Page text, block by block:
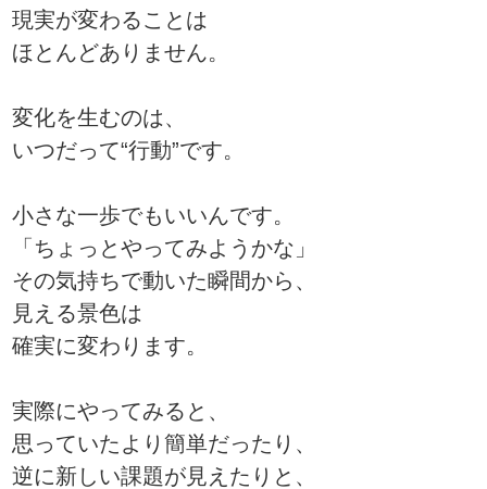
現実が変わることは
ほとんどありません。
変化を生むのは、
いつだって“行動”です。
小さな一歩でもいいんです。
「ちょっとやってみようかな」
その気持ちで動いた瞬間から、
見える景色は
確実に変わります。
実際にやってみると、
思っていたより簡単だったり、
逆に新しい課題が見えたりと、